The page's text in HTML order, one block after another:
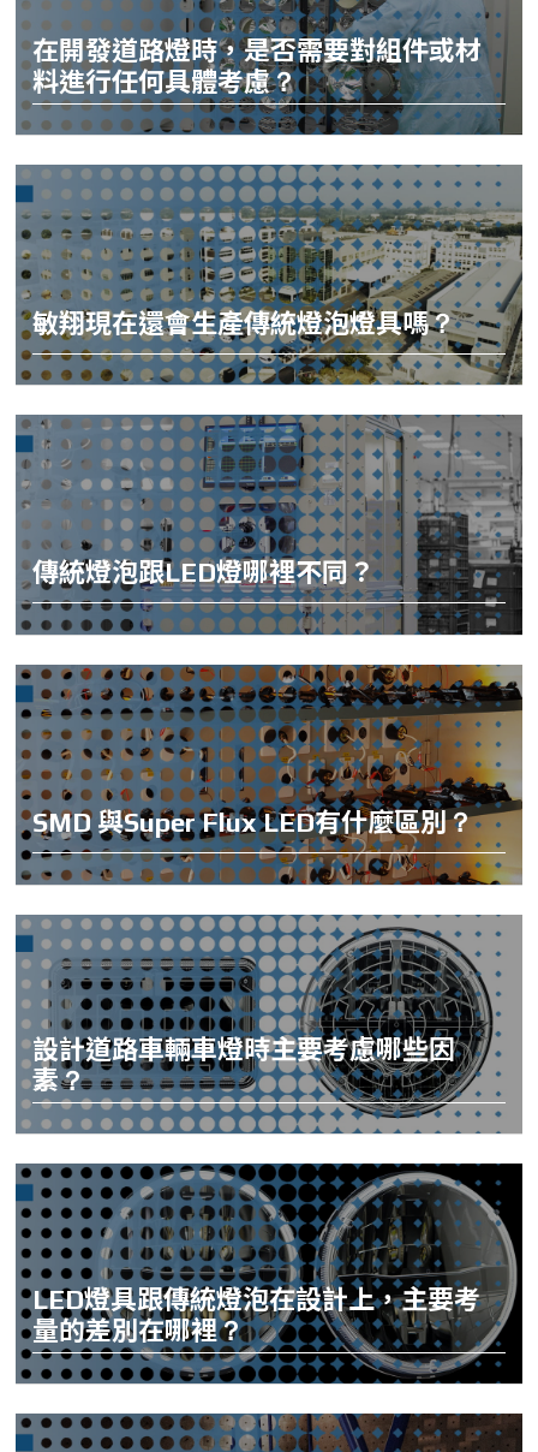
在開發道路燈時，是否需要對組件或材
料進行任何具體考慮？
敏翔現在還會生產傳統燈泡燈具嗎？
傳統燈泡跟LED燈哪裡不同？
SMD 與Super Flux LED有什麼區別？
設計道路車輛車燈時主要考慮哪些因
素？
LED燈具跟傳統燈泡在設計上，主要考
量的差別在哪裡？